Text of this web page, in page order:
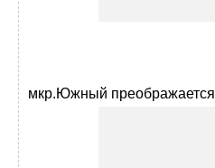
мкр.Южный преображается